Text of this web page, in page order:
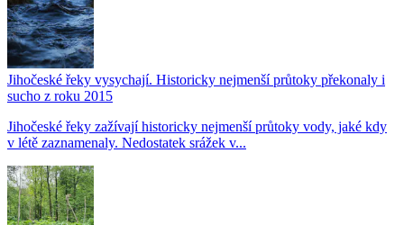
Jihočeské řeky vysychají. Historicky nejmenší průtoky překonaly i
sucho z roku 2015
Jihočeské řeky zažívají historicky nejmenší průtoky vody, jaké kdy
v létě zaznamenaly. Nedostatek srážek v...